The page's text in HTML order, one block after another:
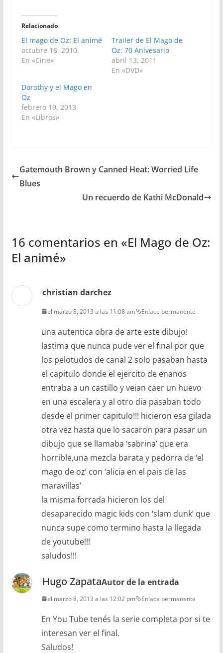
Relacionado
El mago de Oz: El animé
octubre 18, 2010
En «Cine»
Trailer de El Mago de
Oz: 70 Anivesario
abril 13, 2011
En «DVD»
Dorothy y el Mago en
Oz
febrero 19, 2013
En «Libros»
Gatemouth Brown y Canned Heat: Worried Life
Blues
Un recuerdo de Kathi McDonald
16 comentarios en «El Mago de Oz:
El animé»
christian darchez
el marzo 8, 2013 a las 11:08 am Enlace permanente
una autentica obra de arte este dibujo!
lastima que nunca pude ver el final por que
los pelotudos de canal 2 solo pasaban hasta
el capitulo donde el ejercito de enanos
entraba a un castillo y veian caer un huevo
en una escalera y al otro dia pasaban todo
desde el primer capitulo!!! hicieron esa gilada
otra vez hasta que lo sacaron para pasar un
dibujo que se llamaba ‘sabrina’ que era
horrible,una mezcla barata y pedorra de ‘el
mago de oz’ con ‘alicia en el pais de las
maravillas’
la misma forrada hicieron los del
desaparecido magic kids con ‘slam dunk’ que
nunca supe como termino hasta la llegada
de youtube!!!
saludos!!!
Hugo ZapataAutor de la entrada
el marzo 8, 2013 a las 12:02 pm Enlace permanente
En You Tube tenés la serie completa por si te
interesan ver el final.
Saludos!